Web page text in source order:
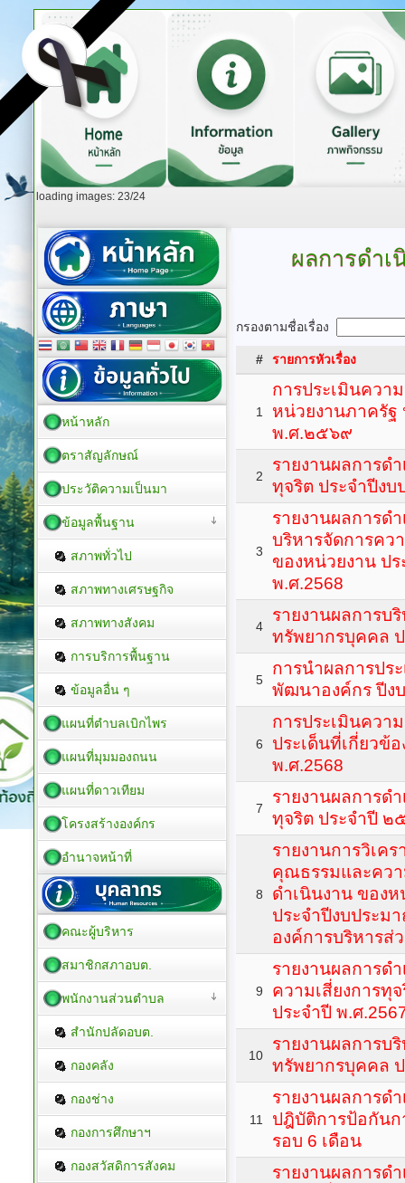
loading images: 23/24
ผลการดำ
กรองตามชื่อเรื่อง
# รายการหัวเรื่อง
1
การประเมินควา
หน่วยงานภาครัฐ
พ.ศ.๒๕๖๙
2
รายงานผลการด
ทุจริต ประจำปีง
3
รายงานผลการด
บริหารจัดการคว
ของหน่วยงาน ป
พ.ศ.2568
4
รายงานผลการบ
ทรัพยากรบุคคล
5
การนำผลการปร
พัฒนาองค์กร ปีง
6
การประเมินควา
ประเด็นที่เกี่ยวข้
พ.ศ.2568
7
รายงานผลการด
ทุจริต ประจำปี ๒
8
รายงานการวิเค
คุณธรรมและควา
ดำเนินงาน ของ
ประจำปีงบประม
องค์การบริหารส่
9
รายงานผลการด
ความเสี่ยงการทุ
ประจำปี พ.ศ
10
รายงานผลการบ
ทรัพยากรบุคคล
11
รายงานผลการด
ปฎิบัติการป้อกันก
รอบ 6 เดือน
รายงานผลการด
หน้าหลัก
ตราสัญลักษณ์
ประวัติความเป็นมา
ข้อมูลพื้นฐาน
สภาพทั่วไป
สภาพทางเศรษฐกิจ
สภาพทางสังคม
การบริการพื้นฐาน
ข้อมูลอื่น ๆ
แผนที่ตำบลเบิกไพร
แผนที่มุมมองถนน
แผนที่ดาวเทียม
โครงสร้างองค์กร
อำนาจหน้าที่
คณะผู้บริหาร
สมาชิกสภาอบต.
พนักงานส่วนตำบล
สำนักปลัดอบต.
กองคลัง
กองช่าง
กองการศึกษาฯ
กองสวัสดิการสังคม